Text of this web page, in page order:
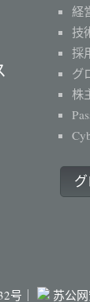
経
技
採
グ
株
号｜ 苏公